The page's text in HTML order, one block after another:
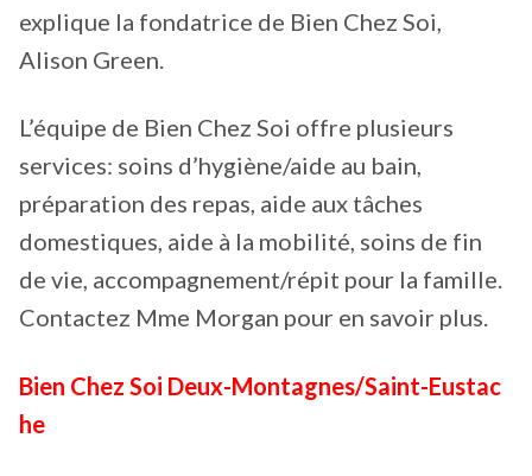
explique la fondatrice de Bien Chez Soi,
Alison Green.
L’équipe de Bien Chez Soi offre plusieurs
services: soins d’hygiène/aide au bain,
préparation des repas, aide aux tâches
domestiques, aide à la mobilité, soins de fin
de vie, accompagnement/répit pour la famille.
Contactez Mme Morgan pour en savoir plus.
Bien Chez Soi Deux-Montagnes/Saint-Eustac
he